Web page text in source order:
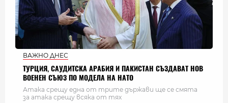
ВАЖНО ДНЕС
ТУРЦИЯ, САУДИТСКА АРАБИЯ И ПАКИСТАН СЪЗДАВАТ НОВ
ВОЕНЕН СЪЮЗ ПО МОДЕЛА НА НАТО
Атака срещу една от трите държави ще се смята
за атака срещу всяка от тях